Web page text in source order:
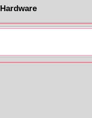
Hardware